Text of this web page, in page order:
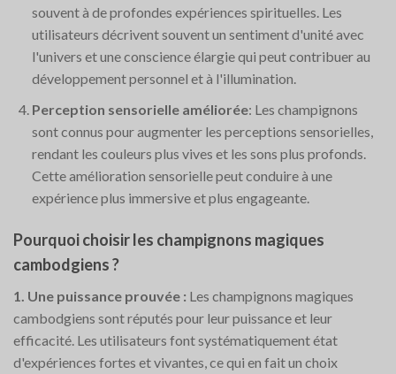
souvent à de profondes expériences spirituelles. Les
utilisateurs décrivent souvent un sentiment d'unité avec
l'univers et une conscience élargie qui peut contribuer au
développement personnel et à l'illumination.
Perception sensorielle améliorée: Les champignons
sont connus pour augmenter les perceptions sensorielles,
rendant les couleurs plus vives et les sons plus profonds.
Cette amélioration sensorielle peut conduire à une
expérience plus immersive et plus engageante.
Pourquoi choisir les champignons magiques
cambodgiens ?
1. Une puissance prouvée : Les champignons magiques
cambodgiens sont réputés pour leur puissance et leur
efficacité. Les utilisateurs font systématiquement état
d'expériences fortes et vivantes, ce qui en fait un choix